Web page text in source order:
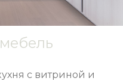
с витриной и